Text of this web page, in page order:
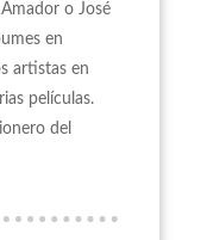
o José
en
artistas en
películas.
del